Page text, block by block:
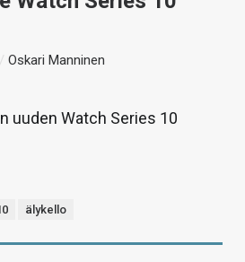
/Oskari Manninen
uuden Watch Series 10
älykello